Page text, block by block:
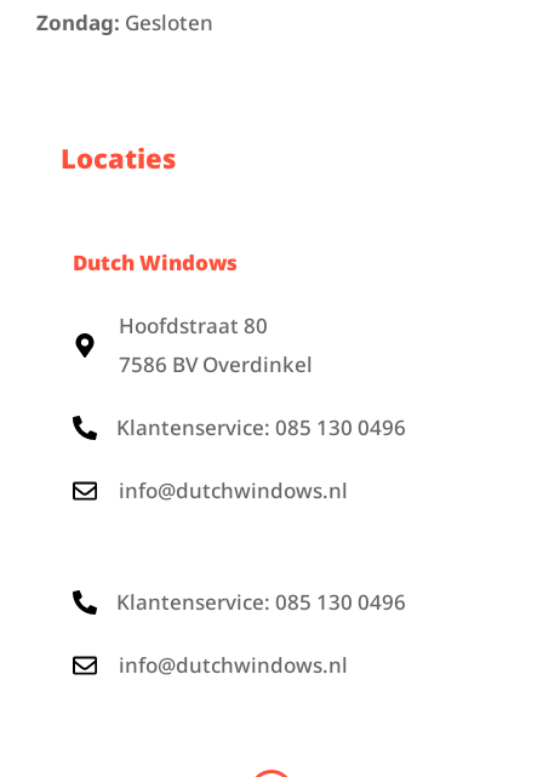
Zondag: Gesloten
Locaties
Dutch Windows
Hoofdstraat 80
7586 BV Overdinkel
Klantenservice: 085 130 0496
info@dutchwindows.nl
Klantenservice: 085 130 0496
info@dutchwindows.nl